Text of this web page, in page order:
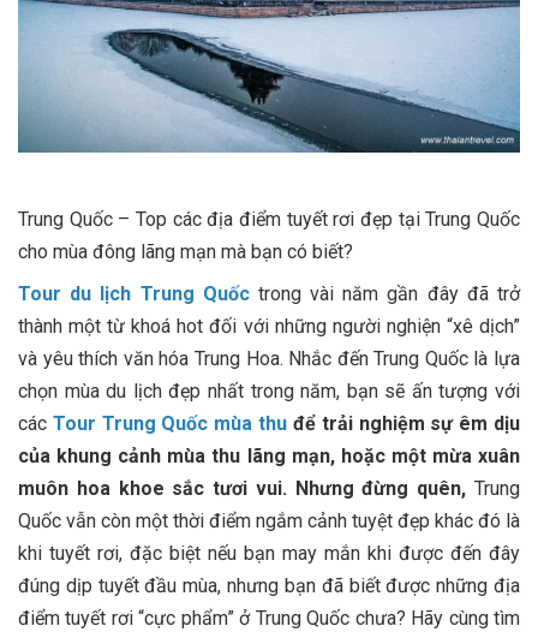
Trung Quốc – Top các địa điểm tuyết rơi đẹp tại Trung Quốc
cho mùa đông lãng mạn mà bạn có biết?
Tour du lịch Trung Quốctrong vài năm gần đây đã trở
thành một từ khoá hot đối với những người nghiện “xê dịch”
và yêu thích văn hóa Trung Hoa. Nhắc đến Trung Quốc là lựa
chọn mùa du lịch đẹp nhất trong năm, bạn sẽ ấn tượng với
các Tour Trung Quốc mùa thu để trải nghiệm sự êm dịu
của khung cảnh mùa thu lãng mạn, hoặc một mừa xuân
muôn hoa khoe sắc tươi vui. Nhưng đừng quên, Trung
Quốc vẫn còn một thời điểm ngắm cảnh tuyệt đẹp khác đó là
khi tuyết rơi, đặc biệt nếu bạn may mắn khi được đến đây
đúng dịp tuyết đầu mùa, nhưng bạn đã biết được những địa
điểm tuyết rơi “cực phẩm” ở Trung Quốc chưa? Hãy cùng tìm